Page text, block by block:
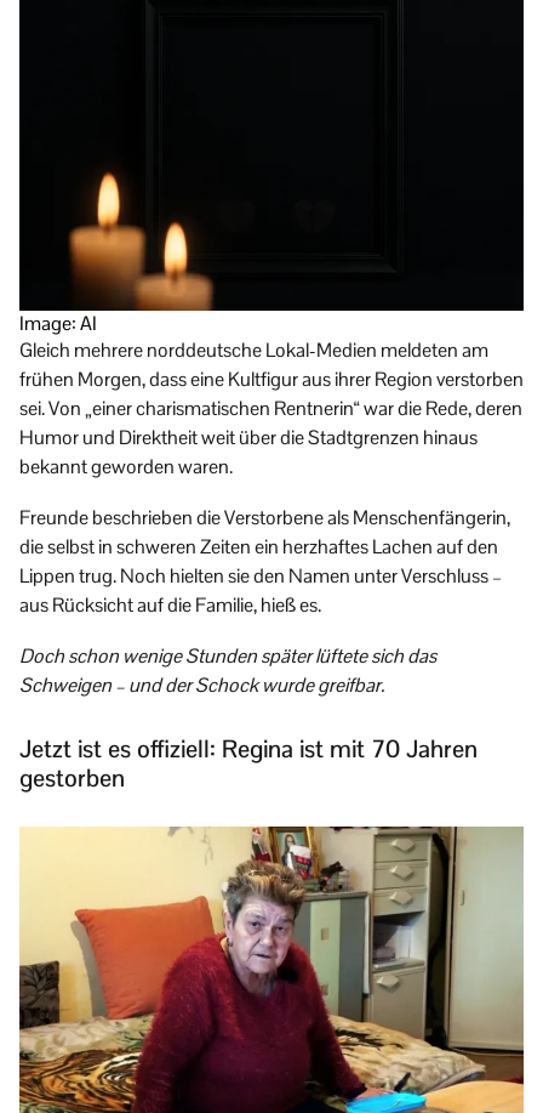
Image: AI
Gleich mehrere norddeutsche Lokal-Medien meldeten am
frühen Morgen, dass eine Kultfigur aus ihrer Region verstorben
sei. Von „einer charismatischen Rentnerin“ war die Rede, deren
Humor und Direktheit weit über die Stadtgrenzen hinaus
bekannt geworden waren.
Freunde beschrieben die Verstorbene als Menschenfängerin,
die selbst in schweren Zeiten ein herzhaftes Lachen auf den
Lippen trug. Noch hielten sie den Namen unter Verschluss –
aus Rücksicht auf die Familie, hieß es.
Doch schon wenige Stunden später lüftete sich das
Schweigen – und der Schock wurde greifbar.
Jetzt ist es offiziell: Regina ist mit 70 Jahren
gestorben